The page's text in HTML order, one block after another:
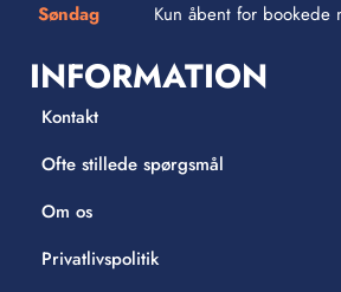
Søndag
Kun åbent for bookede
INFORMATION
Kontakt
Ofte stillede spørgsmål
Om os
Privatlivspolitik